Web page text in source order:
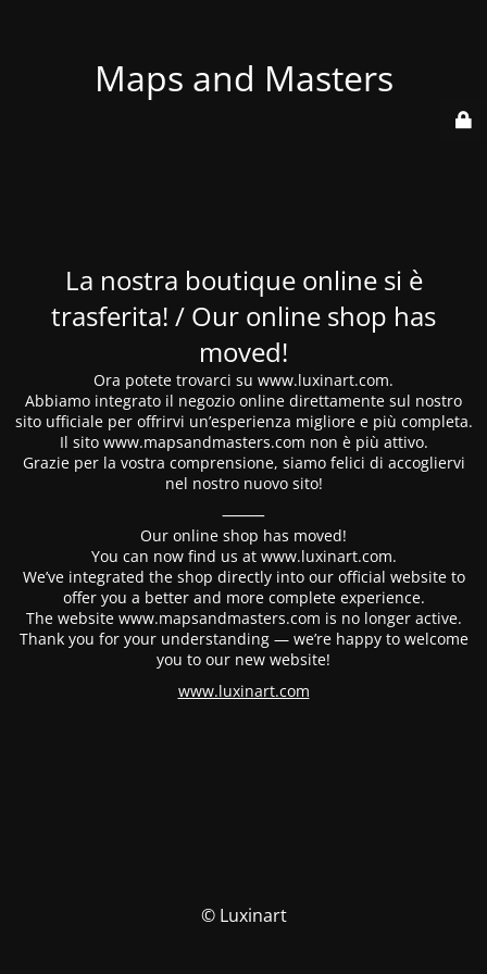
Maps and Masters
La nostra boutique online si è
trasferita! / Our online shop has
moved!
Ora potete trovarci su www.luxinart.com.
Abbiamo integrato il negozio online direttamente sul nostro
sito ufficiale per offrirvi un’esperienza migliore e più completa.
Il sito www.mapsandmasters.com non è più attivo.
Grazie per la vostra comprensione, siamo felici di accogliervi
nel nostro nuovo sito!
⸻
Our online shop has moved!
You can now find us at www.luxinart.com.
We’ve integrated the shop directly into our official website to
offer you a better and more complete experience.
The website www.mapsandmasters.com is no longer active.
Thank you for your understanding — we’re happy to welcome
you to our new website!
www.luxinart.com
© Luxinart